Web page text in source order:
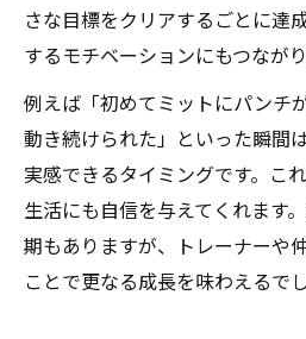
さな目標をクリアするごとに達
するモチベーションにもつながり
例えば「初めてミットにパンチ
動き続けられた」といった瞬間
実感できるタイミングです。こ
生活にも自信を与えてくれます
期もありますが、トレーナーや
ことで更なる成長を味わえるでし